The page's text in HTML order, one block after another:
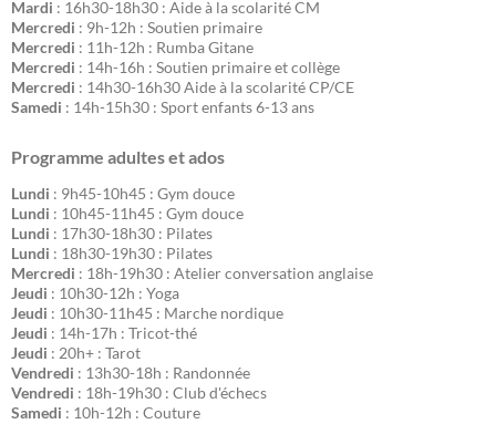
Mardi : 16h30-18h30 : Aide à la scolarité CM
Mercredi : 9h-12h : Soutien primaire
Mercredi : 11h-12h : Rumba Gitane
Mercredi : 14h-16h : Soutien primaire et collège
Mercredi : 14h30-16h30 Aide à la scolarité CP/CE
Samedi : 14h-15h30 : Sport enfants 6-13 ans
Programme adultes et ados
Lundi : 9h45-10h45 : Gym douce
Lundi : 10h45-11h45 : Gym douce
Lundi : 17h30-18h30 : Pilates
Lundi : 18h30-19h30 : Pilates
Mercredi : 18h-19h30 : Atelier conversation anglaise
Jeudi : 10h30-12h : Yoga
Jeudi : 10h30-11h45 : Marche nordique
Jeudi : 14h-17h : Tricot-thé
Jeudi : 20h+ : Tarot
Vendredi : 13h30-18h : Randonnée
Vendredi : 18h-19h30 : Club d'échecs
Samedi : 10h-12h : Couture